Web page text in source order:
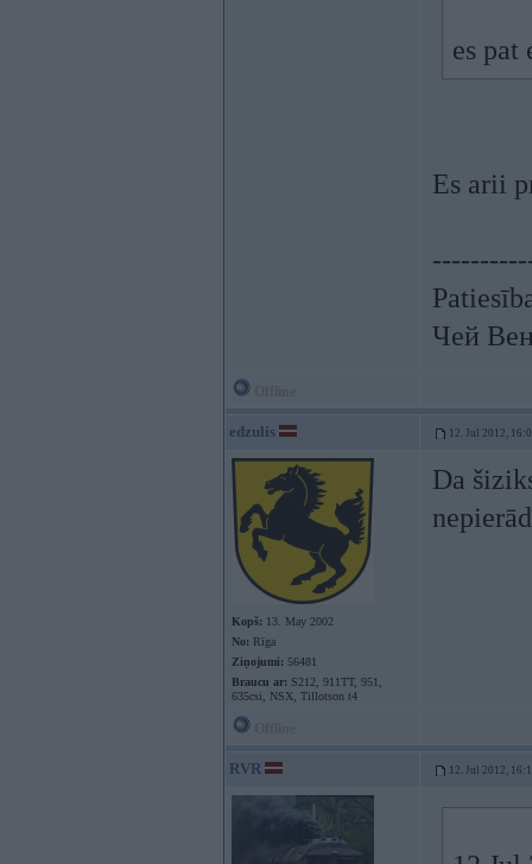
es pat
Es arii
Чей
edzulis 12. Jul 2012,
Kopš: 13. May 2002
No: Rīga
Ziņojumi: 56481
Braucu ar: S212, 911TT, 951,
635csi, NSX, Tillotson t4
Da
RVR 12. Jul 2012,